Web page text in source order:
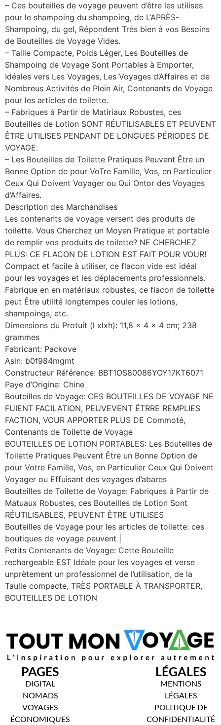
– Ces bouteilles de voyage peuvent d’être les utilises
pour le shampoing du shampoing, de L’APRÈS-
Shampoing, du gel, Répondent Très bien à vos Besoins
de Bouteilles de Voyage Vides.
– Taille Compacte, Poids Léger, Les Bouteilles de
Shampoing de Voyage Sont Portables à Emporter,
Idéales vers Les Voyages, Les Voyages d’Affaires et de
Nombreus Activités de Plein Air, Contenants de Voyage
pour les articles de toilette.
– Fabriques à Partir de Matiriaux Robustes, ces
Bouteilles de Lotion SONT RÉUTILISABLES ET PEUVENT
ÊTRE UTILISES PENDANT DE LONGUES PÉRIODES DE
VOYAGE.
– Les Bouteilles de Toilette Pratiques Peuvent Être un
Bonne Option de pour VoTre Famille, Vos, en Particulier
Ceux Qui Doivent Voyager ou Qui Ontor des Voyages
d’Affaires.
Description des Marchandises
Les contenants de voyage versent des produits de
toilette. Vous Cherchez un Moyen Pratique et portable
de remplir vos produits de toilette? NE CHERCHEZ
PLUS: CE FLACON DE LOTION EST FAIT POUR VOUR!
Compact et facile à utiliser, ce flacon vide est idéal
pour les voyages et les déplacements professionnels.
Fabrique en en matériaux robustes, ce flacon de toilette
peut Être utilité longtempes couler les lotions,
shampoings, etc.
Dimensions du Protuit (l xlxh): 11,8 x 4 x 4 cm; 238
grammes
Fabricant: Packove
Asin: b0f984mgmt
Constructeur Référence: BBT1OS80086YOY17KT6071
Paye d’Origine: Chine
Bouteilles de Voyage: CES BOUTEILLES DE VOYAGE NE
FUIENT FACILATION, PEUVEVENT ÊTRRE REMPLIES
FACTION, VOUR APPORTER PLUS DE Commoté,
Contenants de Toilette de Voyage
BOUTEILLES DE LOTION PORTABLES: Les Bouteilles de
Toilette Pratiques Peuvent Être un Bonne Option de
pour Votre Famille, Vos, en Particulier Ceux Qui Doivent
Voyager ou Effuisant des voyages d’abares
Bouteilles de Toilette de Voyage: Fabriques à Partir de
Matuaux Robustes, ces Bouteilles de Lotion Sont
RÉUTILISABLES, PEUVENT ÊTRE UTILISES
Bouteilles de Voyage pour les articles de toilette: ces
boutiques de voyage peuvent |
Petits Contenants de Voyage: Cette Bouteille
rechargeable EST Idéale pour les voyages et verse
unprètement un professionnel de l’utilisation, de la
Taulle compacte, TRÈS PORTABLE À TRANSPORTER,
BOUTEILLES DE LOTION
PAGES
DIGITAL
NOMADS
VOYAGES
ÉCONOMIQUES
LÉGALES
MENTIONS
LÉGALES
POLITIQUE DE
CONFIDENTIALITÉ